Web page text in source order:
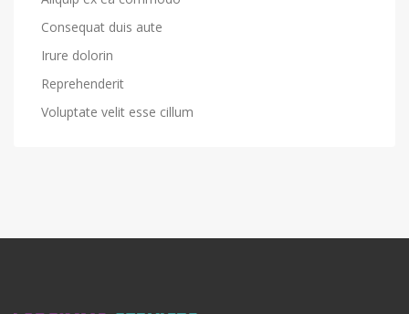
Consequat duis aute
Irure dolorin
Reprehenderit
Voluptate velit esse cillum